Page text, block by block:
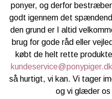
ponyer, og derfor
godt igennem det
den grund er I altid
brug for gode råd eller
købt de helt rette
kundeservice@ponypiger.dk
så hurtigt, vi kan. Vi tager
og vi glæder os